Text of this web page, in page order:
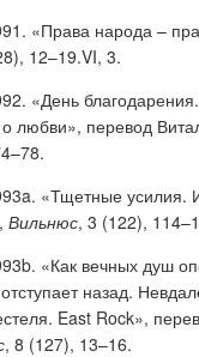
«Права народа –
12–19.VI, 3.
«День
любви», перевод
«Тщетные усилия.
Вильнюс, 3 (122),
«Как вечных душ
назад.
East Rock»,
, 8 (127), 13–16.